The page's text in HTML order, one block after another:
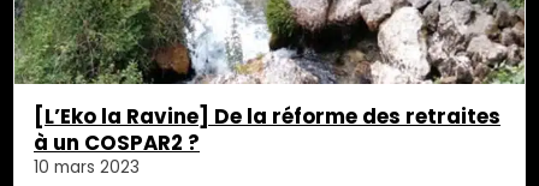
[L’Eko la Ravine] De la réforme des retraites
à un COSPAR2 ?
10 mars 2023